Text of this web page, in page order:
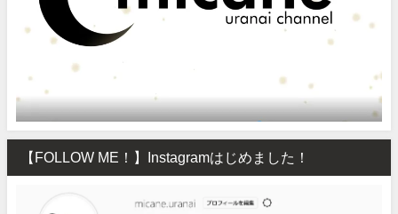
【FOLLOW ME！】Instagramはじめました！